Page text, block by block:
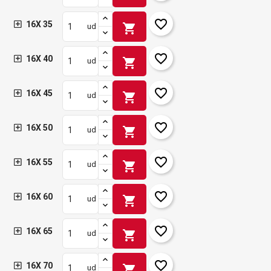
16X 35 ud shopping_cart favorite_border
16X 40 ud shopping_cart favorite_border
16X 45 ud shopping_cart favorite_border
16X 50 ud shopping_cart favorite_border
16X 55 ud shopping_cart favorite_border
16X 60 ud shopping_cart favorite_border
16X 65 ud shopping_cart favorite_border
16X 70 ud favorite_border